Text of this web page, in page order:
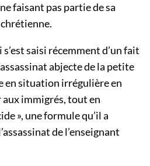
faisant pas partie de sa
saisi récemment d’un fait
abjecte de la petite
en situation irrégulière en
aux immigrés, tout en
», une formule qu’il a
de l’enseignant